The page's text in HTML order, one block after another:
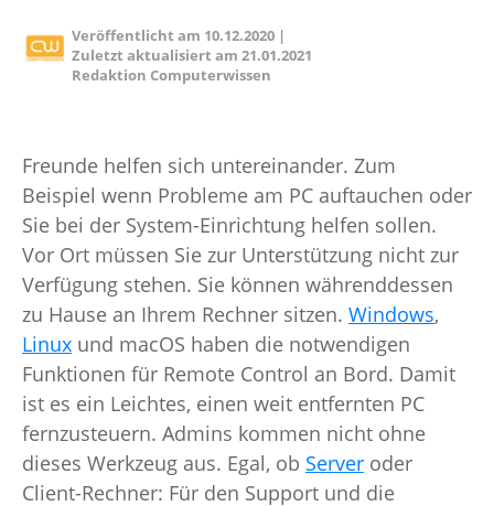
Veröffentlicht am 10.12.2020 |
Zuletzt aktualisiert am21.01.2021
Redaktion Computerwissen
Freunde helfen sich untereinander. Zum
Beispiel wenn Probleme am PC auftauchen oder
Sie bei der System-Einrichtung helfen sollen.
Vor Ort müssen Sie zur Unterstützung nicht zur
Verfügung stehen. Sie können währenddessen
zu Hause an Ihrem Rechner sitzen. Windows,
Linux und macOS haben die notwendigen
Funktionen für Remote Control an Bord. Damit
ist es ein Leichtes, einen weit entfernten PC
fernzusteuern. Admins kommen nicht ohne
dieses Werkzeug aus. Egal, ob Server oder
Client-Rechner: Für den Support und die